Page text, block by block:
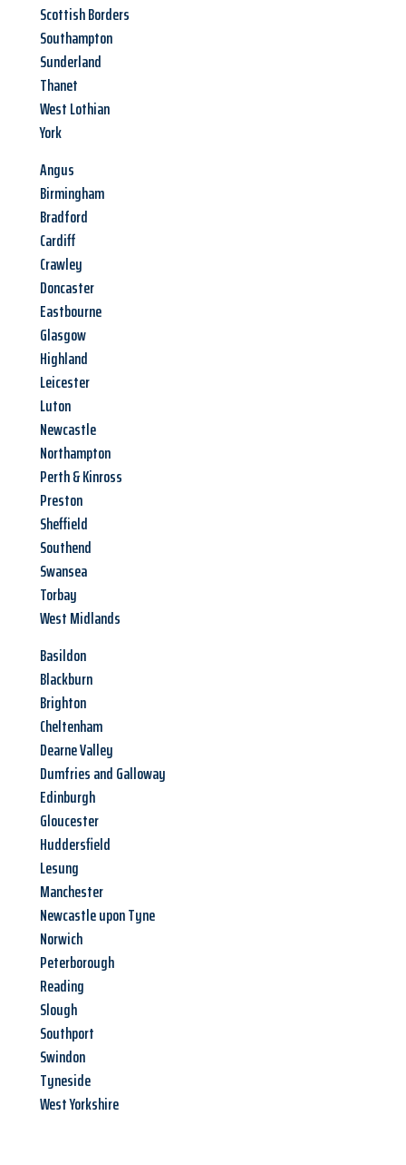
Scottish Borders
Southampton
Sunderland
Thanet
West Lothian
York
Angus
Birmingham
Bradford
Cardiff
Crawley
Doncaster
Eastbourne
Glasgow
Highland
Leicester
Luton
Newcastle
Northampton
Perth & Kinross
Preston
Sheffield
Southend
Swansea
Torbay
West Midlands
Basildon
Blackburn
Brighton
Cheltenham
Dearne Valley
Dumfries and Galloway
Edinburgh
Gloucester
Huddersfield
Lesung
Manchester
Newcastle upon Tyne
Norwich
Peterborough
Reading
Slough
Southport
Swindon
Tyneside
West Yorkshire